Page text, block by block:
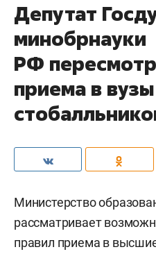
Депутат
минобрнауки
РФ
приема в
Министерство
рассматривает
правил приема в